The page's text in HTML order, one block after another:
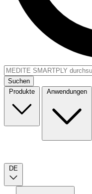
Suchen
Produkte
Anwendungen
DE